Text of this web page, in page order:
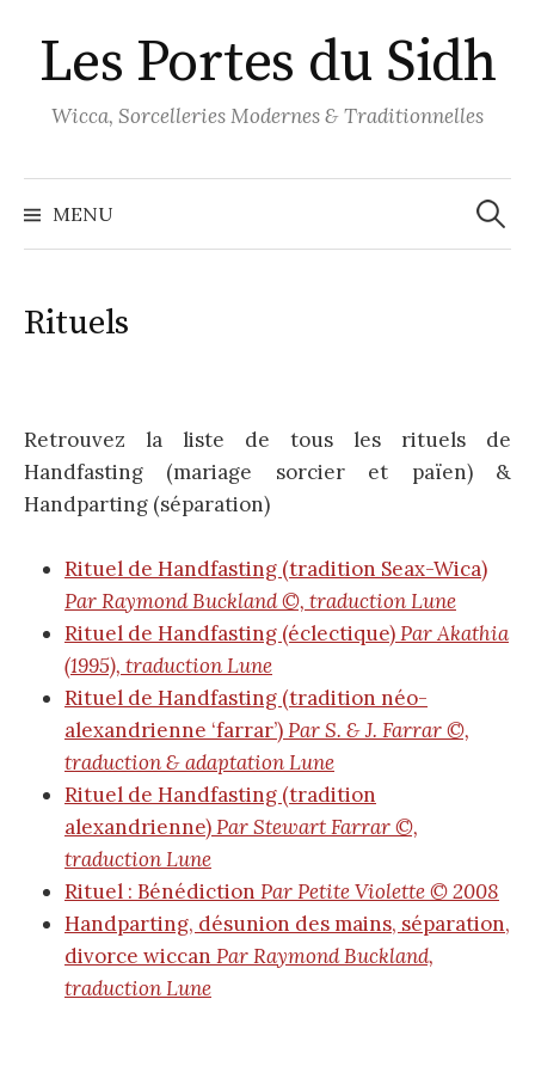
au
contenu
Les Portes du Sidh
Wicca, Sorcelleries Modernes & Traditionnelles
MENU
Rituels
Retrouvez la liste de tous les rituels de
Handfasting (mariage sorcier et païen) &
Handparting (séparation)
Rituel de Handfasting (tradition Seax-Wica)
Par Raymond Buckland ©, traduction Lune
Rituel de Handfasting (éclectique)Par Akathia
(1995), traduction Lune
Rituel de Handfasting (tradition néo-
alexandrienne ‘farrar’)Par S. & J. Farrar ©,
traduction & adaptation Lune
Rituel de Handfasting (tradition
alexandrienne)Par Stewart Farrar ©,
traduction Lune
Rituel : Bénédiction Par Petite Violette © 2008
Handparting, désunion des mains, séparation,
divorce wiccan Par Raymond Buckland,
traduction Lune